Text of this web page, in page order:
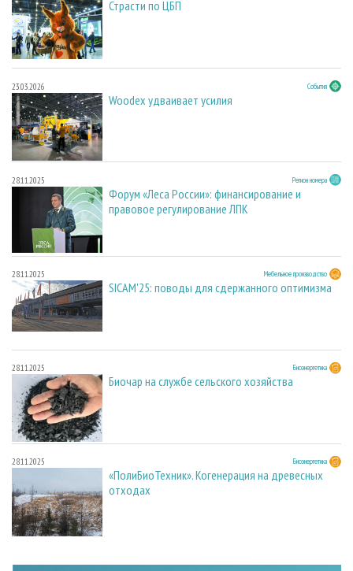
Страсти по ЦБП
23.03.2026 События
Woodex удваивает усилия
28.11.2025 Регион номера
Форум «Леса России»: финансирование и
правовое регулирование ЛПК
28.11.2025 Мебельное производство
SICAM'25: поводы для сдержанного оптимизма
28.11.2025 Биоэнергетика
Биочар на службе сельского хозяйства
28.11.2025 Биоэнергетика
«ПолиБиоТехник». Когенерация на древесных
отходах